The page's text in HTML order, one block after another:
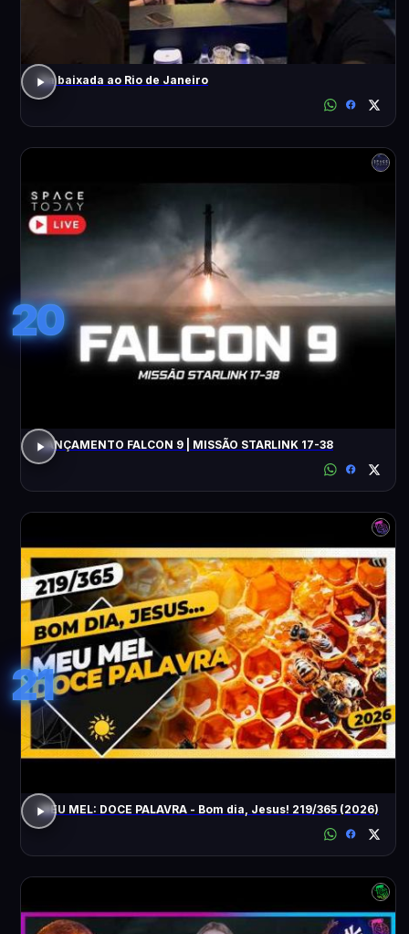
Da baixada ao Rio de Janeiro
20
LANÇAMENTO FALCON 9 | MISSÃO STARLINK 17-38
21
MEU MEL: DOCE PALAVRA - Bom dia, Jesus! 219/365 (2026)